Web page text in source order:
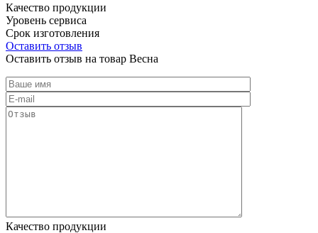
Качество продукции
Уровень сервиса
Срок изготовления
Оставить отзыв
Оставить отзыв на товар Весна
Качество продукции